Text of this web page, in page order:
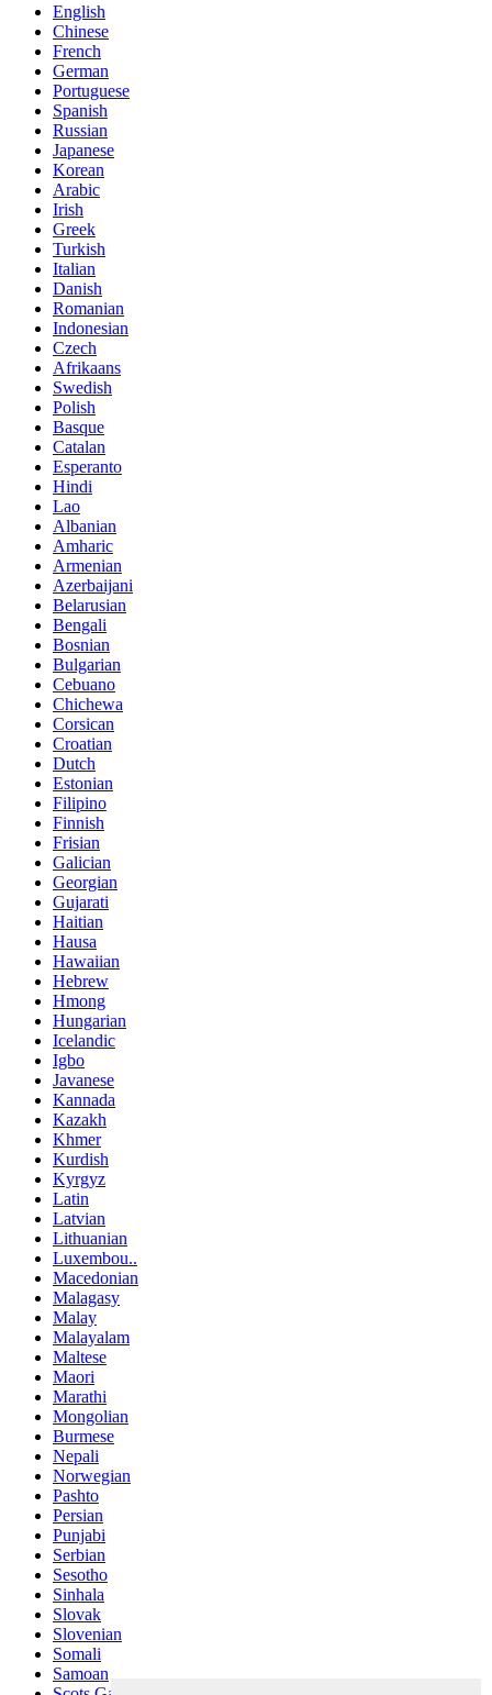
English
Chinese
French
German
Portuguese
Spanish
Russian
Japanese
Korean
Arabic
Irish
Greek
Turkish
Italian
Danish
Romanian
Indonesian
Czech
Afrikaans
Swedish
Polish
Basque
Catalan
Esperanto
Hindi
Lao
Albanian
Amharic
Armenian
Azerbaijani
Belarusian
Bengali
Bosnian
Bulgarian
Cebuano
Chichewa
Corsican
Croatian
Dutch
Estonian
Filipino
Finnish
Frisian
Galician
Georgian
Gujarati
Haitian
Hausa
Hawaiian
Hebrew
Hmong
Hungarian
Icelandic
Igbo
Javanese
Kannada
Kazakh
Khmer
Kurdish
Kyrgyz
Latin
Latvian
Lithuanian
Luxembou..
Macedonian
Malagasy
Malay
Malayalam
Maltese
Maori
Marathi
Mongolian
Burmese
Nepali
Norwegian
Pashto
Persian
Punjabi
Serbian
Sesotho
Sinhala
Slovak
Slovenian
Somali
Samoan